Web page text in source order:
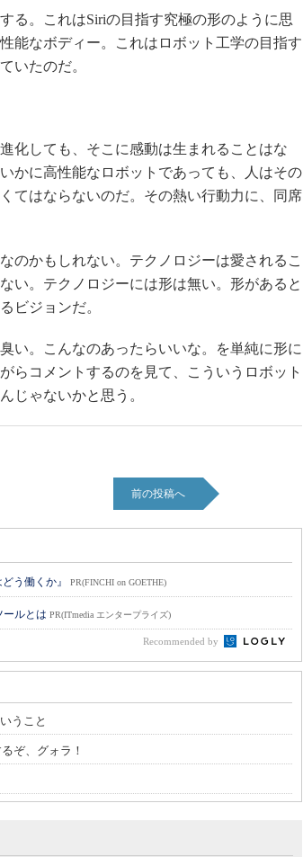
る。これはSiriの目指す究極の形のように思
能なボディー。これはロボット工学の目指す
いたのだ。
化しても、そこに感動は生まれることはな
かに高性能なロボットであっても、人はその
てはならないのだ。その熱い行動力に、同席
のかもしれない。テクノロジーは愛されるこ
い。テクノロジーには形は無い。形があると
ビジョンだ。
い。こんなのあったらいいな。を単純に形に
らコメントするのを見て、こういうロボット
じゃないかと思う。
前の投稿へ
う働くか』 PR(FINCHI on GOETHE)
ルとは PR(ITmedia エンタープライズ)
Recommended by
うこと
ぞ、グォラ！